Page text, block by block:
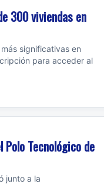
300 viviendas en
significativas en
para acceder al
Tecnológico de
junto a la